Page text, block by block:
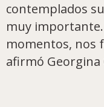
contemplados
muy
momentos, nos
afirmó Georgina